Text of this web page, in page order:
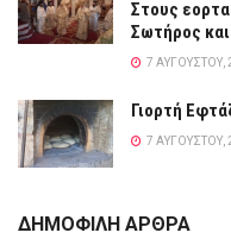
Στους
Σωτήρος
7 ΑΥΓΟΎΣΤΟΥ,
Γιορτή
7 ΑΥΓΟΎΣΤΟΥ,
ΔΗΜΟΦΙΛΗ ΑΡΘΡΑ